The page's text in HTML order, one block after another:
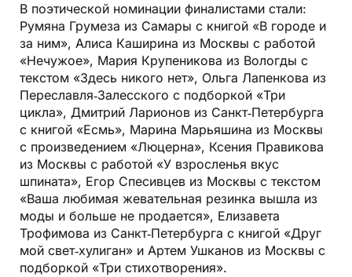
В поэтической номинации финалистами стали:
Румяна Грумеза из Самары с книгой «В городе и
за ним», Алиса Каширина из Москвы с работой
«Нечужое», Мария Крупеникова из Вологды с
текстом «Здесь никого нет», Ольга Лапенкова из
Переславля‑Залесского с подборкой «Три
цикла», Дмитрий Ларионов из Санкт‑Петербурга
с книгой «Есмь», Марина Марьяшина из Москвы
с произведением «Люцерна», Ксения Правикова
из Москвы с работой «У взросленья вкус
шпината», Егор Спесивцев из Москвы с текстом
«Ваша любимая жевательная резинка вышла из
моды и больше не продается», Елизавета
Трофимова из Санкт‑Петербурга с книгой «Друг
мой свет‑хулиган» и Артем Ушканов из Москвы с
подборкой «Три стихотворения».